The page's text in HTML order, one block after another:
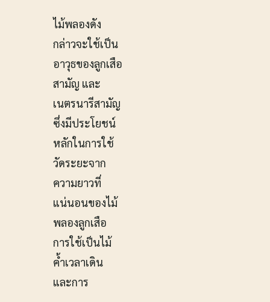
ไม้พลองดัง
กล่าวจะใช้เป็น
อาวุธของลูกเสือ
สามัญ และ
เนตรนารีสามัญ
ซึ่งมีประโยชน์
หลักในการใช้
วัดระยะจาก
ความยาวที่
แน่นอนของไม้
พลองลูกเสือ
การใช้เป็นไม้
ค้ำเวลาเดิน
และการ